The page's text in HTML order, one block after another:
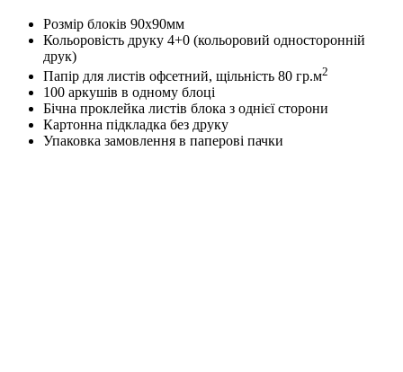
Розмір блоків 90х90мм
Кольоровість друку 4+0 (кольоровий односторонній
друк)
Папір для листів офсетний, щільність 80 гр.м2
100 аркушів в одному блоці
Бічна проклейка листів блока з однієї сторони
Картонна підкладка без друку
Упаковка замовлення в паперові пачки